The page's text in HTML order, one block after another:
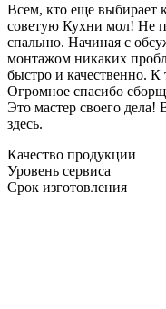
Всем, кто еще выбирает
советую Кухни мол! Не
спальню. Начиная с
монтажом никаких
быстро и качественно.
Огромное спасибо
Это мастер своего дела!
здесь.
Качество продукции
Уровень сервиса
Срок изготовления